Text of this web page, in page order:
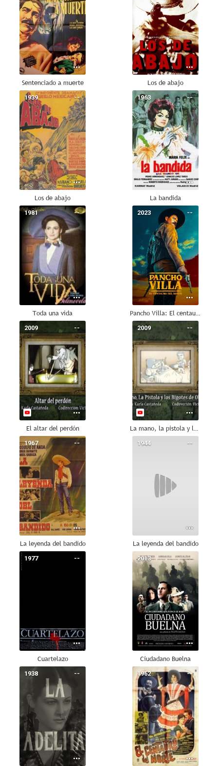
Sentenciado a muerte Los de abajo
--
1939
Los de abajo
--
1963
La bandida
--
1981
Toda una vida
--
2023
Pancho Villa: El centauro del norte
--
2009
El altar del perdón
--
2009
La mano, la pistola y los bigotes de Obregón
--
1967
La leyenda del bandido
--
1944
La leyenda del bandido
--
1977
Cuartelazo
--
2013
Ciudadano Buelna
--
1938 --
1962